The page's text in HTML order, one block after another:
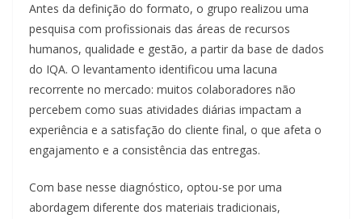
Antes da definição do formato, o grupo realizou uma
pesquisa com profissionais das áreas de recursos
humanos, qualidade e gestão, a partir da base de dados
do IQA. O levantamento identificou uma lacuna
recorrente no mercado: muitos colaboradores não
percebem como suas atividades diárias impactam a
experiência e a satisfação do cliente final, o que afeta o
engajamento e a consistência das entregas.
Com base nesse diagnóstico, optou-se por uma
abordagem diferente dos materiais tradicionais,